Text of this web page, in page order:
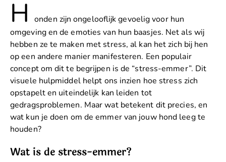
H
onden zijn ongelooflijk gevoelig voor hun
omgeving en de emoties van hun baasjes. Net als wij
hebben ze te maken met stress, al kan het zich bij hen
op een andere manier manifesteren. Een populair
concept om dit te begrijpen is de “stress-emmer”. Dit
visuele hulpmiddel helpt ons inzien hoe stress zich
opstapelt en uiteindelijk kan leiden tot
gedragsproblemen. Maar wat betekent dit precies, en
wat kun je doen om de emmer van jouw hond leeg te
houden?
Wat is de stress-emmer?